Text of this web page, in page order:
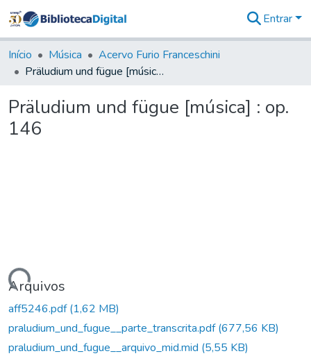
&
Coleções
Tudo na
Digital
Entrar
Início Música
Acervo Furio Franceschini
Präludium und fügue [música] : op. 146
Präludium und fügue [música] : op.
146
Arquivos
aff5246.pdf(1,62 MB)
praludium_und_fugue__parte_transcrita.pdf(677,56 KB)
praludium_und_fugue__arquivo_mid.mid (5,55 KB)